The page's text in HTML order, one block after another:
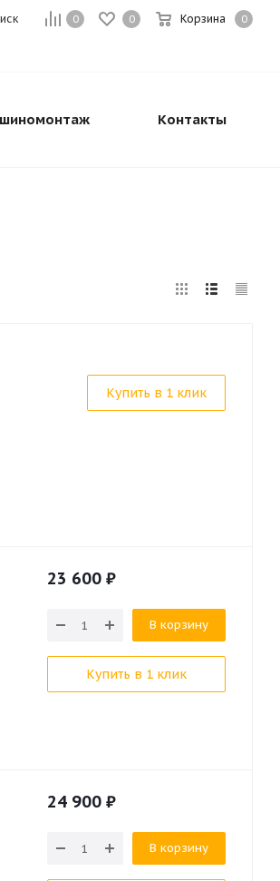
0 0 Корзина 0
шиномонтаж Контакты
Купить в 1 клик
23 600 ₽
В корзину
Купить в 1 клик
24 900 ₽
В корзину